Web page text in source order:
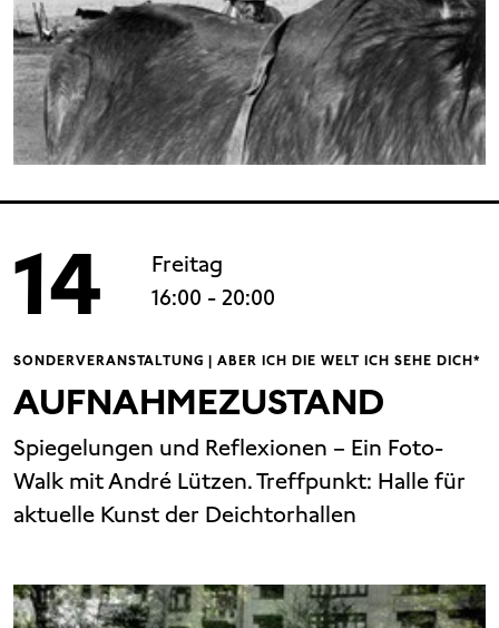
14
Freitag
16:00 - 20:00
SONDERVERANSTALTUNG | ABER ICH DIE WELT ICH SEHE DICH*
AUFNAHMEZUSTAND
Spiegelungen und Reflexionen – Ein Foto-
Walk mit André Lützen. Treffpunkt: Halle für
aktuelle Kunst der Deichtorhallen